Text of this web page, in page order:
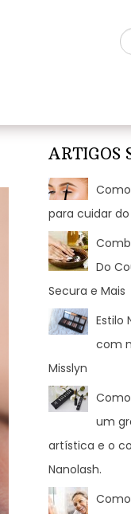
ARTIGOS
para cuidar
Do
Secura e Mais
Estilo
com
Misslyn
um
artística e o
Nanolash.